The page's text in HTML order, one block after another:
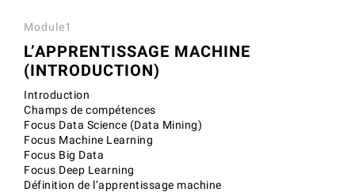
Module1
L’APPRENTISSAGE MACHINE
(INTRODUCTION)
Introduction
Champs de compétences
Focus Data Science (Data Mining)
Focus Machine Learning
Focus Big Data
Focus Deep Learning
Définition de l’apprentissage machine